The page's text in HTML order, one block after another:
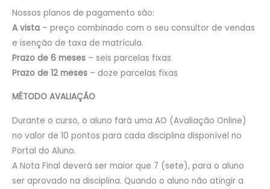
Nossos planos de pagamento são:
A vista – preço combinado com o seu consultor de vendas
e isenção de taxa de matrícula.
Prazo de 6 meses – seis parcelas fixas
Prazo de 12 meses – doze parcelas fixas
MÉTODO AVALIAÇÃO
Durante o curso, o aluno fará uma AO (Avaliação Online)
no valor de 10 pontos para cada disciplina disponível no
Portal do Aluno.
A Nota Final deverá ser maior que 7 (sete), para o aluno
ser aprovado na disciplina. Quando o aluno não atingir a